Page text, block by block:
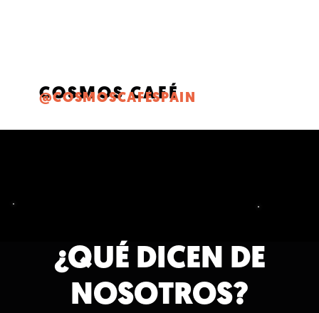
COSMOS CAFÉ
@COSMOSCAFESPAIN
¿QUÉ DICEN DE
NOSOTROS?